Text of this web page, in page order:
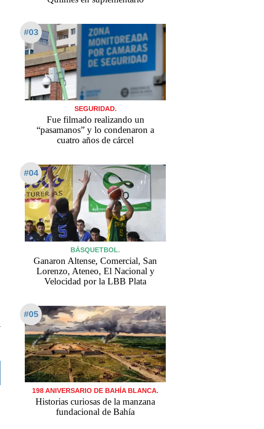
#03
SEGURIDAD.
Fue filmado realizando un
“pasamanos” y lo condenaron a
cuatro años de cárcel
#04
BÁSQUETBOL.
Ganaron Altense, Comercial, San
Lorenzo, Ateneo, El Nacional y
Velocidad por la LBB Plata
#05
198 ANIVERSARIO DE BAHÍA BLANCA.
Historias curiosas de la manzana
fundacional de Bahía